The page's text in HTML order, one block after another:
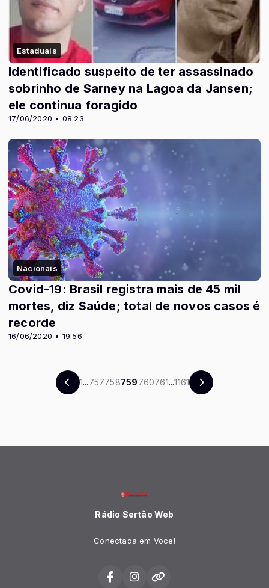
Estaduais
17/06/2020 • 08:23
Identificado suspeito de ter assassinado
sobrinho de Sarney na Lagoa da Jansen;
ele continua foragido
Nacionais
16/06/2020 • 19:56
Covid-19: Brasil registra mais de 45 mil
mortes, diz Saúde; total de novos casos é
recorde
1...757758759760761...1161
Rádio Sertão Web
Conectada em Voce!